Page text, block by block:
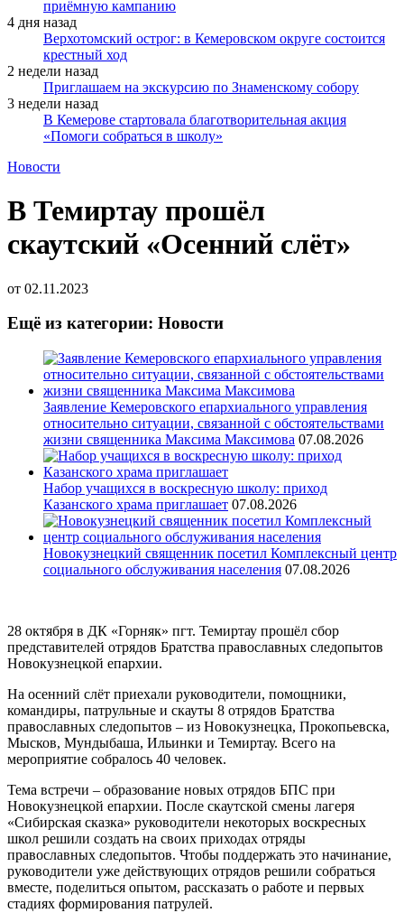
приёмную кампанию
4 дня назад
Верхотомский острог: в Кемеровском округе состоится
крестный ход
2 недели назад
Приглашаем на экскурсию по Знаменскому собору
3 недели назад
В Кемерове стартовала благотворительная акция
«Помоги собраться в школу»
Новости
В Темиртау прошёл
скаутский «Осенний слёт»
от 02.11.2023
Ещё из категории: Новости
Заявление Кемеровского епархиального управления
относительно ситуации, связанной с обстоятельствами
жизни священника Максима Максимова 07.08.2026
Набор учащихся в воскресную школу: приход
Казанского храма приглашает 07.08.2026
Новокузнецкий священник посетил Комплексный центр
социального обслуживания населения 07.08.2026
28 октября в ДК «Горняк» пгт. Темиртау прошёл сбор
представителей отрядов Братства православных следопытов
Новокузнецкой епархии.
На осенний слёт приехали руководители, помощники,
командиры, патрульные и скауты 8 отрядов Братства
православных следопытов – из Новокузнецка, Прокопьевска,
Мысков, Мундыбаша, Ильинки и Темиртау. Всего на
мероприятие собралось 40 человек.
Тема встречи – образование новых отрядов БПС при
Новокузнецкой епархии. После скаутской смены лагеря
«Сибирская сказка» руководители некоторых воскресных
школ решили создать на своих приходах отряды
православных следопытов. Чтобы поддержать это начинание,
руководители уже действующих отрядов решили собраться
вместе, поделиться опытом, рассказать о работе и первых
стадиях формирования патрулей.